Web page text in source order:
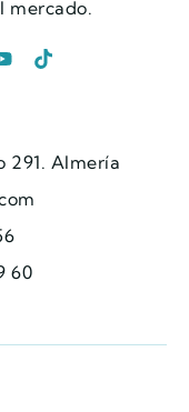
mercado.
291. Almería
60